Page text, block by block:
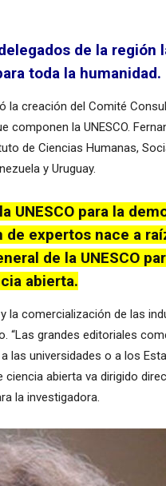
de la región
toda la humanidad.
la creación del Comité
la UNESCO.
de Ciencias Humanas,
y Uruguay.
UNESCO para la
expertos nace a
de la UNESCO
abierta.
comercialización de las
“Las grandes editoriales
las universidades o a los
abierta va dirigido
la investigadora.